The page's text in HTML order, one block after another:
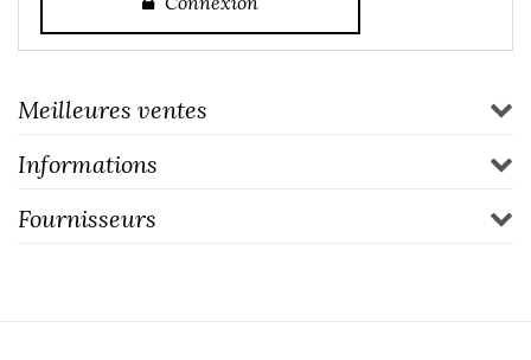
Meilleures ventes
Informations
Fournisseurs